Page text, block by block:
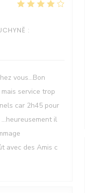
:
vous...Bon
service trop
car 2h45 pour
il
avec des Amis c